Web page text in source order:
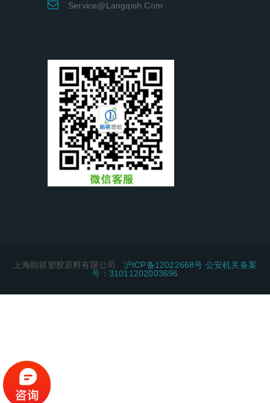
Service@langqish.com
上海朗祺塑胶原料有限公司 沪ICP备12022668号 公安机关备案
号：31011202003696